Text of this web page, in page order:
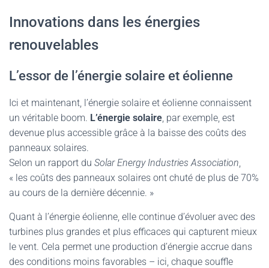
Innovations dans les énergies
renouvelables
L’essor de l’énergie solaire et éolienne
Ici et maintenant, l’énergie solaire et éolienne connaissent
un véritable boom. L’énergie solaire, par exemple, est
devenue plus accessible grâce à la baisse des coûts des
panneaux solaires.
Selon un rapport du Solar Energy Industries Association,
« les coûts des panneaux solaires ont chuté de plus de 70%
au cours de la dernière décennie. »
Quant à l’énergie éolienne, elle continue d’évoluer avec des
turbines plus grandes et plus efficaces qui capturent mieux
le vent. Cela permet une production d’énergie accrue dans
des conditions moins favorables – ici, chaque souffle